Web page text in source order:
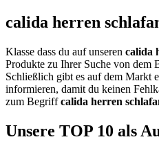
calida herren
Klasse dass du auf unseren calida
Produkte zu Ihrer Suche von dem
Schließlich gibt es auf dem Markt
informieren, damit du keinen
zum Begriffcalida herren
Unsere TOP 10 als